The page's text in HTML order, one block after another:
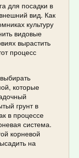
для посадки в
вид. Как
культуру
видовые
вырастить
процесс
которые
грунт в
в процессе
система.
корневой
на